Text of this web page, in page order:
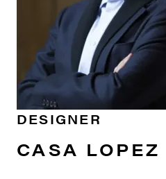
DESIGNER
CASA LOPEZ